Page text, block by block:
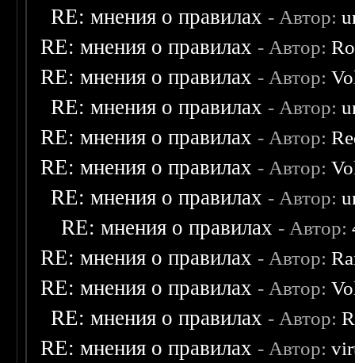
RE: мнения о правилах - Автор:
RE: мнения о правилах - Автор:
RE: мнения о правилах - Автор:
RE: мнения о правилах - Автор:
RE: мнения о правилах - Автор:
RE: мнения о правилах - Автор:
RE: мнения о правилах - Автор:
RE: мнения о правилах - Автор:
RE: мнения о правилах - Автор:
RE: мнения о правилах - Автор:
RE: мнения о правилах - Автор:
RE: мнения о правилах - Автор: